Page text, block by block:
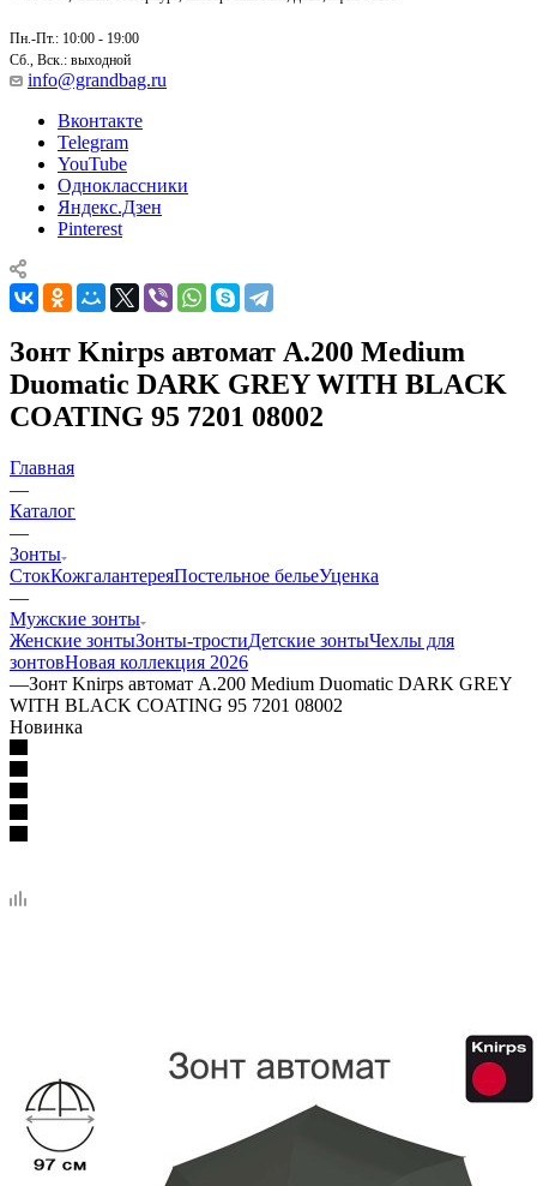
Пн.-Пт.: 10:00 - 19:00
Сб., Вск.: выходной
info@grandbag.ru
Вконтакте
Telegram
YouTube
Одноклассники
Яндекс.Дзен
Pinterest
Зонт Knirps автомат A.200 Medium
Duomatic DARK GREY WITH BLACK
COATING 95 7201 08002
Главная
—
Каталог
—
Зонты
СтокКожгалантереяПостельное бельеУценка
—
Мужские зонты
Женские зонтыЗонты-тростиДетские зонтыЧехлы для
зонтовНовая коллекция 2026
—Зонт Knirps автомат A.200 Medium Duomatic DARK GREY
WITH BLACK COATING 95 7201 08002
Новинка